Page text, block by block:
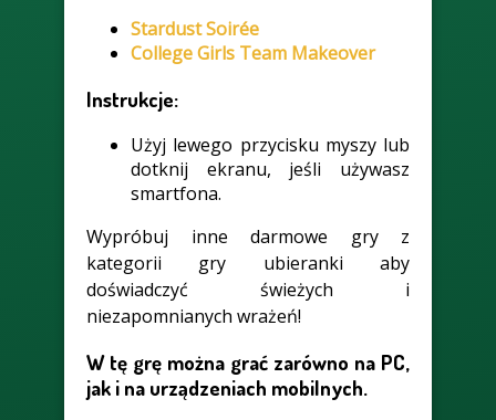
Stardust Soirée
College Girls Team Makeover
Instrukcje:
Użyj lewego przycisku myszy lub
dotknij ekranu, jeśli używasz
smartfona.
Wypróbuj inne darmowe gry z
kategorii gry ubieranki aby
doświadczyć świeżych i
niezapomnianych wrażeń!
W tę grę można grać zarówno na PC,
jak i na urządzeniach mobilnych.